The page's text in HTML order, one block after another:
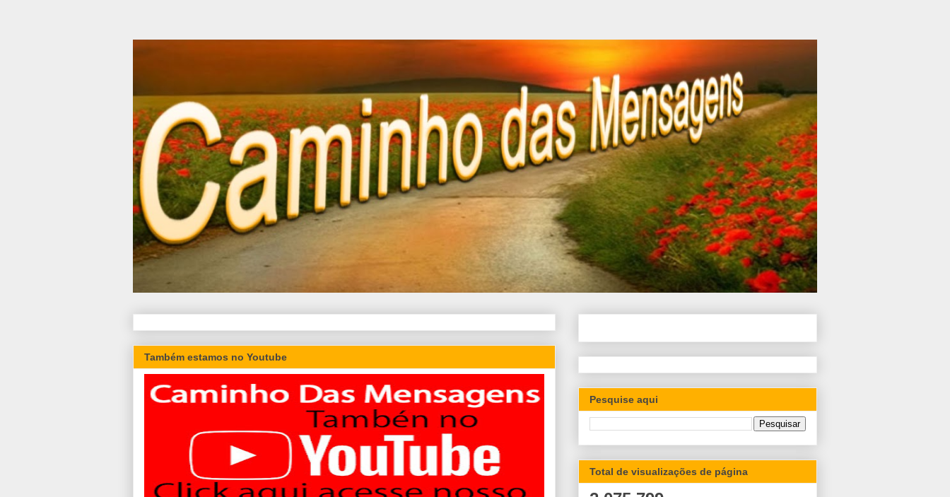
Também estamos no Youtube
Pesquise aqui
Total de visualizações de página